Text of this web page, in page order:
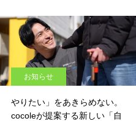
お知らせ
やりたい」をあきらめない。
cocoleが提案する新しい「自